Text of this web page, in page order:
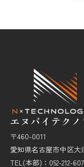
エヌバイテク
〒460-0011
愛知県名古屋市中区大
TEL(本部)：052-212-